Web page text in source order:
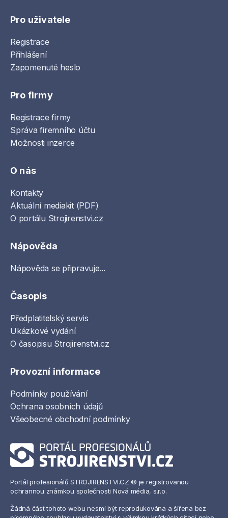
Pro uživatele
Registrace
Přihlášení
Zapomenuté heslo
Pro firmy
Registrace firmy
Správa firemního účtu
Možnosti inzerce
O nás
Kontakty
Aktuální mediakit (PDF)
O portálu Strojirenstvi.cz
Nápověda
Nápověda se připravuje...
Časopis
Předplatitelský servis
Ukázkové vydání
O časopisu Strojirenstvi.cz
Provozní informace
Podmínky používání
Ochrana osobních údajů
Všeobecné obchodní podmínky
Portál profesionálů STROJIRENSTVI.CZ © je registrovanou
ochrannou známkou společnosti Nová média, s.r.o.
Žádná část tohoto webu nesmí být reprodukována a šířena bez